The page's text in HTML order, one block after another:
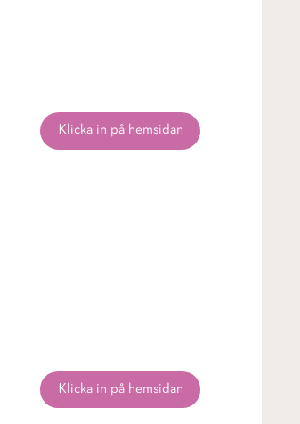
Klicka in på hemsidan
Klicka in på hemsidan